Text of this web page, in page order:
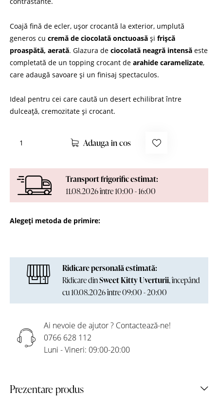
Coajă fină de ecler, ușor crocantă la exterior, umplută
generos cu cremă de ciocolată onctuoasă și frișcă
proaspătă, aerată. Glazura de ciocolată neagră intensă este
completată de un topping crocant de arahide caramelizate,
care adaugă savoare și un finisaj spectaculos.
Ideal pentru cei care caută un desert echilibrat între
dulceață, cremozitate și crocant.
Adauga in cos
Transport frigorific estimat:
11.08.2026 între 10:00 - 16:00
Alegeți metoda de primire:
Ridicare personală estimată:
Ridicare dinSweet Kitty Uverturii, începând
cu 10.08.2026 între 09:00 - 20:00
Ai nevoie de ajutor ? Contactează-ne!
0766 628 112
Luni - Vineri: 09:00-20:00
Prezentare produs